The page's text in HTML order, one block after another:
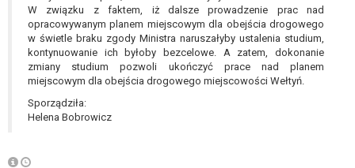
W związku z faktem, iż dalsze prowadzenie prac nad
opracowywanym planem miejscowym dla obejścia drogowego
w świetle braku zgody Ministra naruszałyby ustalenia studium,
kontynuowanie ich byłoby bezcelowe. A zatem, dokonanie
zmiany studium pozwoli ukończyć prace nad planem
miejscowym dla obejścia drogowego miejscowości Wełtyń.
Sporządziła:
Helena Bobrowicz